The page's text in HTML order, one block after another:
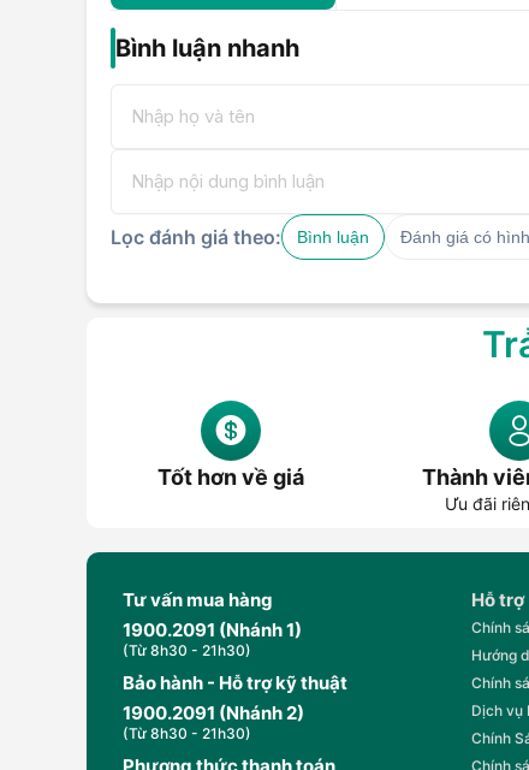
Bình luận nhanh
Lọc đánh giá theo: Bình luận Đánh giá có
Tốt hơn về giá Thành
Ưu đãi
Tư vấn mua hàng
1900.2091 (Nhánh 1)
(Từ 8h30 - 21h30)
Bảo hành - Hỗ trợ kỹ thuật
1900.2091 (Nhánh 2)
(Từ 8h30 - 21h30)
Hỗ
Chính
Hướng
Chính
Dịch vụ
Chính
Chính